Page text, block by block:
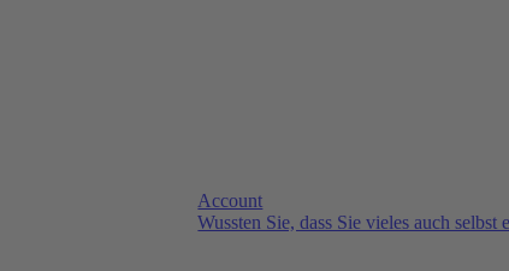
Account
Wussten Sie, dass Sie vieles auch selbst